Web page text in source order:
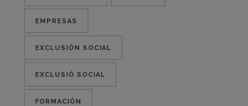
EMPRESAS
EXCLUSIÓN SOCIAL
EXCLUSIÓ SOCIAL
FORMACIÓN